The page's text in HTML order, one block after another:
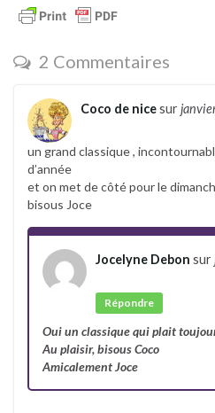
2 Commentaires
Coco de nicesur
un grand classique ,
d’année
et on met de côté pour le
bisous Joce
Jocelyne Debon sur
Répondre
Oui un classique qui plait
Au plaisir, bisous Coco
Amicalement Joce